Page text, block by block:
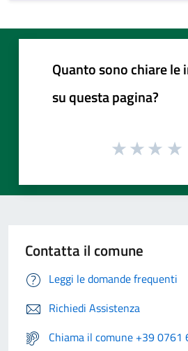
Quanto sono chiare
su questa pagina?
Contatta il comune
Leggi le domande frequenti
Richiedi Assistenza
Chiama il comune +39 0761